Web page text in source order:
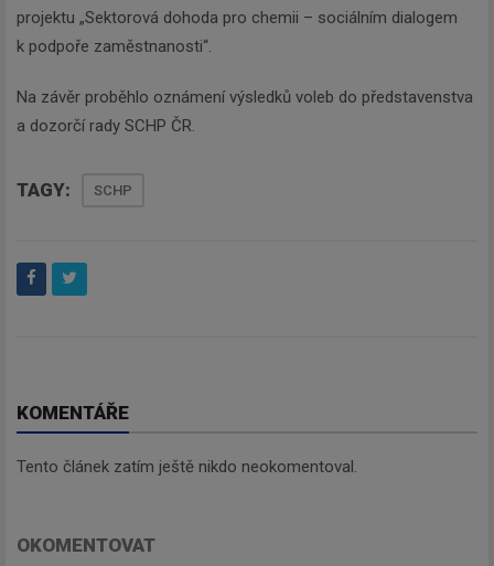
projektu „Sektorová dohoda pro chemii – sociálním dialogem
k podpoře zaměstnanosti“.
Na závěr proběhlo oznámení výsledků voleb do představenstva
a dozorčí rady SCHP ČR.
TAGY: SCHP
KOMENTÁŘE
Tento článek zatím ještě nikdo neokomentoval.
OKOMENTOVAT